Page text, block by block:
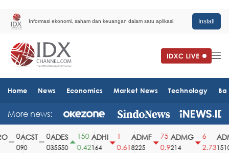
Informasi ekonomi, saham dan keuangan dalam satu aplikasi. Install
Home News Economics Market News Technology
More news:
ACST
90
ADES
35550
150
0.42
ADHI
164
0.61
ADMF
8225
75
0.9
ADMG
214
2.731510